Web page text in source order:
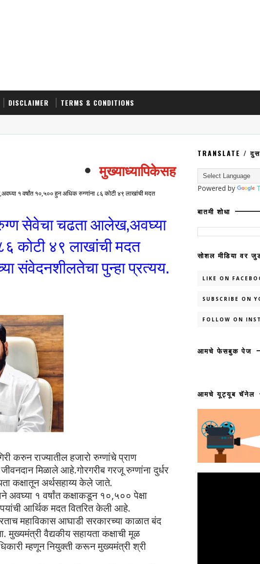
DISCLAIMER TERMS & CONDITIONS
मुख्याध्यापिकेसह तिघांविरुद्ध
१ वर्षांत १०,५०० हुन अधिक रुग्णांना ८६ कोटी ४९ लाखांची मदत
रुग्ण सेवेचा चढता आलेख,अवघ्या
कोटी ४९ लाखांची मदत
संवेदनशीलतेचा पुन्हा प्रत्यय.
करुन राज्यातील हजारो रुग्णांचे प्राण
मिळाले आहे.गोरगरीब गरजू रुग्णांना दुर्धर
कक्षातून अर्थसहाय्य केले जाते.
अवघ्या १ वर्षांत कक्षाकडून १०,५०० पेक्षा
आर्थिक मदत वितरित केली आहे.
महाविकास आघाडी सरकारच्या काळात बंद
वैद्यकीय सहायता कक्षाची मूळ
म्हणून नियुक्ती करून मुख्यमंत्री श्री
TRANSLATE /
Powered by
बातमी शोधा
सोशल मीडिया वर
LIKE ON
SUBSCRIBE ON
FOLLOW ON
आमचे फेसबुक पेज
आमचे यूट्यूब चॅनेल